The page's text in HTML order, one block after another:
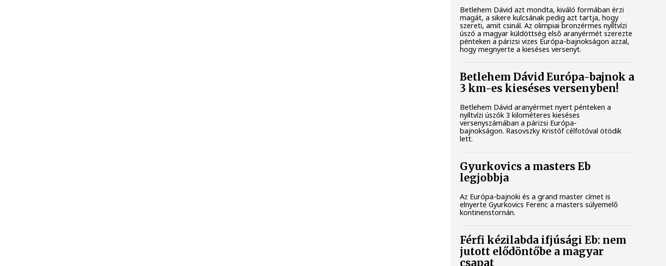
Betlehem Dávid azt mondta, kiváló formában érzi
magát, a sikere kulcsának pedig azt tartja, hogy
szereti, amit csinál. Az olimpiai bronzérmes nyíltvízi
úszó a magyar küldöttség első aranyérmét szerezte
pénteken a párizsi vizes Európa-bajnokságon azzal,
hogy megnyerte a kieséses versenyt.
Betlehem Dávid Európa-bajnok a
3 km-es kieséses versenyben!
Betlehem Dávid aranyérmet nyert pénteken a
nyíltvízi úszók 3 kilométeres kieséses
versenyszámában a párizsi Európa-
bajnokságon. Rasovszky Kristóf célfotóval ötödik
lett.
Gyurkovics a masters Eb
legjobbja
Az Európa-bajnoki és a grand master címet is
elnyerte Gyurkovics Ferenc a masters súlyemelő
kontinenstornán.
Férfi kézilabda ifjúsági Eb: nem
jutott elődöntőbe a magyar
csapat